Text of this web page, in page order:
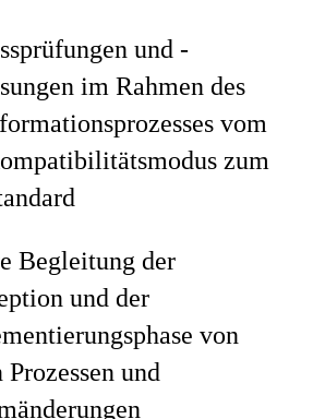
und -
im Rahmen des
vom
zum
Begleitung der
und der
von
Prozessen und